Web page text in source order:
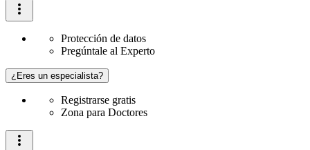
Protección de datos
Pregúntale al Experto
¿Eres un especialista?
Registrarse gratis
Zona para Doctores